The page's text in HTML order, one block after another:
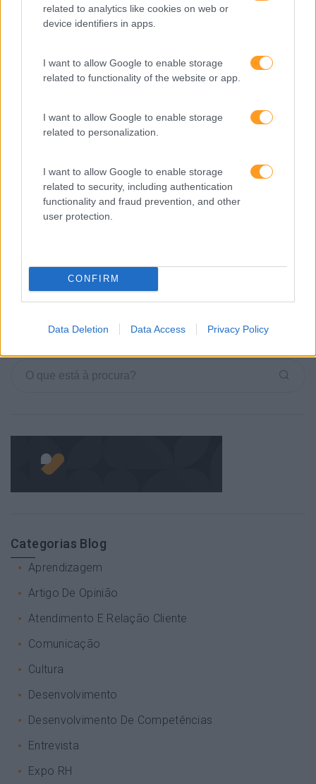
related to analytics like cookies on web or
device identifiers in apps.
I want to allow Google to enable storage
related to functionality of the website or app.
I want to allow Google to enable storage
related to personalization.
I want to allow Google to enable storage
related to security, including authentication
functionality and fraud prevention, and other
user protection.
CONFIRM
Data Deletion Data Access Privacy Policy
Uma das primeiras questões que me coloquei quando
comecei a trabalhar na área da formação organizacional
altura, lembro-me sempre de alguém que me confessava
que uma…
1 2 3 … 7
Pesquisa
Categorias Blog
Aprendizagem
Artigo De Opinião
Atendimento E Relação Cliente
Comunicação
Cultura
Desenvolvimento
Desenvolvimento De Competências
Entrevista
Expo RH